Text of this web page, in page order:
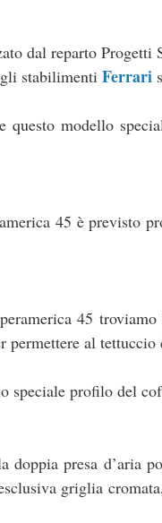
dal reparto Progetti
stabilimenti Ferrari
modello
45 è previsto
45 troviamo
permettere al
speciale profilo del
doppia presa d’aria
griglia